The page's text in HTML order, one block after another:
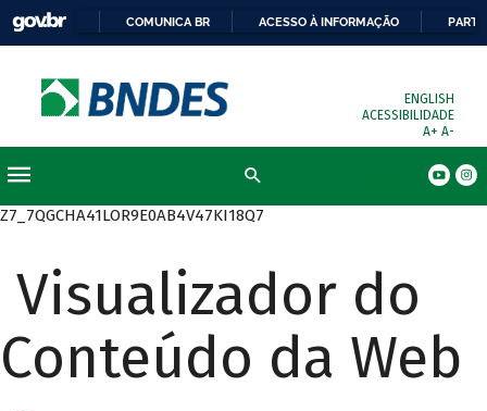
COMUNICA BR ACESSO À INFORMAÇÃO
ENGLISH
ACESSIBILIDADE
A+ A-
Z7_7QGCHA41LOR9E0AB4V47KI18Q7
Visualizador do
Conteúdo da Web